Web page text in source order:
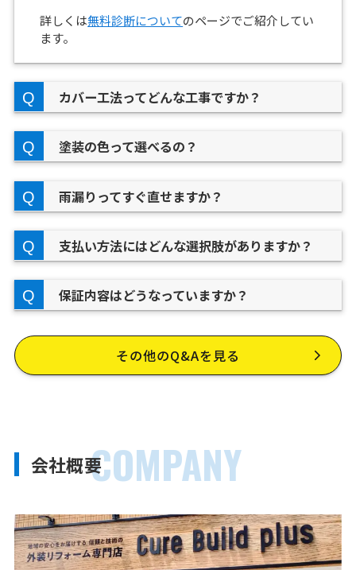
詳しくは無料診断についてのページでご紹介してい
ます。
カバー工法ってどんな工事ですか？
塗装の色って選べるの？
雨漏りってすぐ直せますか？
支払い方法にはどんな選択肢がありますか？
保証内容はどうなっていますか？
その他のQ&Aを見る
COMPANY
会社概要